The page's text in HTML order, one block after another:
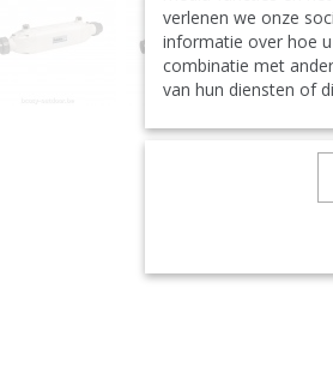
verlenen we onze
informatie over hoe
combinatie met
van hun diensten of